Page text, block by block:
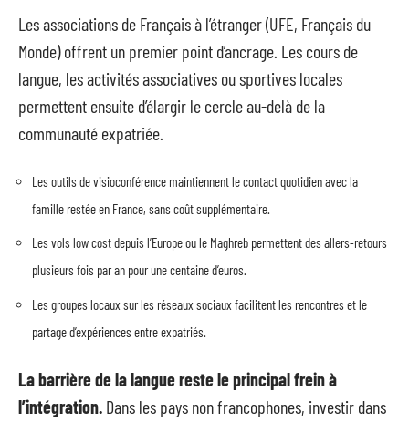
Les associations de Français à l’étranger (UFE, Français du
Monde) offrent un premier point d’ancrage. Les cours de
langue, les activités associatives ou sportives locales
permettent ensuite d’élargir le cercle au-delà de la
communauté expatriée.
Les outils de visioconférence maintiennent le contact quotidien avec la
famille restée en France, sans coût supplémentaire.
Les vols low cost depuis l’Europe ou le Maghreb permettent des allers-retours
plusieurs fois par an pour une centaine d’euros.
Les groupes locaux sur les réseaux sociaux facilitent les rencontres et le
partage d’expériences entre expatriés.
La barrière de la langue reste le principal frein à
l’intégration. Dans les pays non francophones, investir dans